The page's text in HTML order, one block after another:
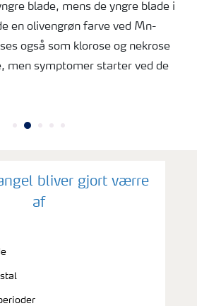
blade, mens de yngre blade i
en olivengrøn farve ved Mn-
også som klorose og nekrose
men symptomer starter ved de
bliver gjort værre
af